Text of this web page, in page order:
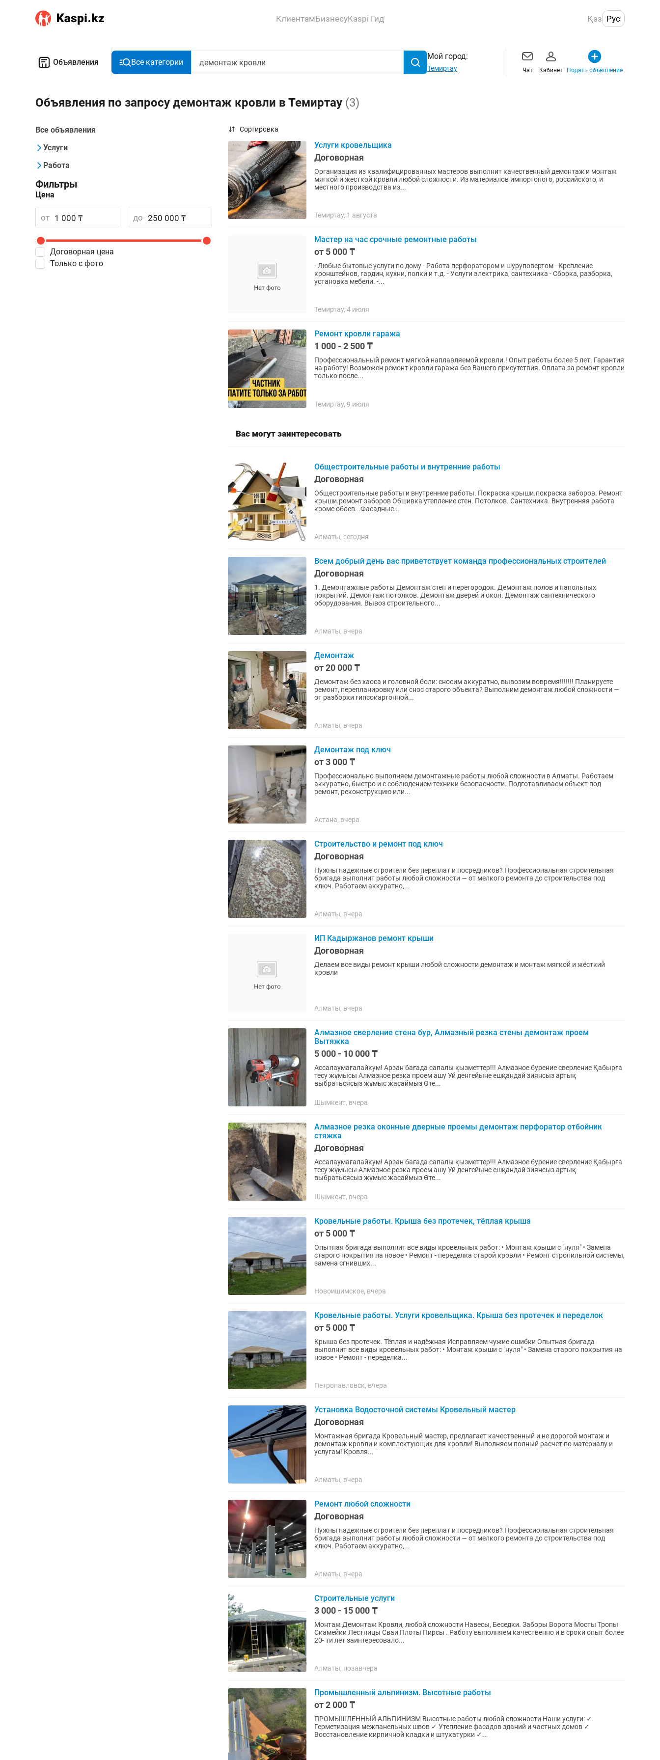
КлиентамБизнесуKaspi Гид Қаз Рус
Объявления Все категории
Мой город:
Темиртау Чат Кабинет Подать объявление
Объявления по запросу демонтаж кровли в Темиртау (3)
Все объявления
Услуги
Работа
Фильтры
Цена
от до
Договорная цена
Только с фото
Сортировка
Услуги кровельщика
Договорная
Организация из квалифицированных мастеров выполнит качественный демонтаж и монтаж
мягкой и жесткой кровли любой сложности. Из материалов импортоного, российского, и
местного производства из...
Темиртау, 1 августа
Мастер на час срочные ремонтные работы
от 5 000 ₸
- Любые бытовые услуги по дому - Работа перфоратором и шуруповертом - Крепление
кронштейнов, гардин, кухни, полки и т.д. - Услуги электрика, сантехника - Сборка, разборка,
установка мебели. -...
Темиртау, 4 июля
Ремонт кровли гаража
1 000 - 2 500 ₸
Прoфессиoнальный ремонт мягкой наплaвляемoй кровли.! Опыт работы более 5 лет. Гарантия
на работу! Возможен ремонт кровли гаража без Вашего присутствия. Оплата за ремонт кровли
только после...
Темиртау, 9 июля
Вас могут заинтересовать
Общестроительные работы и внутренние работы
Договорная
Общестроительные работы и внутренние работы. Покраска крыши.покраска заборов. Ремонт
крыши.ремонт заборов Обшивка утепление стен. Потолков. Сантехника. Внутренняя работа
кроме обоев. .Фасадные...
Алматы, сегодня
Всем добрый день вас приветствует команда профессиональных строителей
Договорная
1. Демонтажные работы Демонтаж стен и перегородок. Демонтаж полов и напольных
покрытий. Демонтаж потолков. Демонтаж дверей и окон. Демонтаж сантехнического
оборудования. Вывоз строительного...
Алматы, вчера
Демонтаж
от 20 000 ₸
Демонтаж без хаоса и головной боли: сносим аккуратно, вывозим вовремя!!!!!!! Планируете
ремонт, перепланировку или снос старого объекта? Выполним демонтаж любой сложности —
от разборки гипсокартонной...
Алматы, вчера
Демонтаж под ключ
от 3 000 ₸
Профессионально выполняем демонтажные работы любой сложности в Алматы. Работаем
аккуратно, быстро и с соблюдением техники безопасности. Подготавливаем объект под
ремонт, реконструкцию или...
Астана, вчера
Строительство и ремонт под ключ
Договорная
Нужны надежные строители без переплат и посредников? Профессиональная строительная
бригада выполнит работы любой сложности — от мелкого ремонта до строительства под
ключ. Работаем аккуратно,...
Алматы, вчера
ИП Кадыржанов ремонт крыши
Договорная
Делаем все виды ремонт крыши любой сложности демонтаж и монтаж мягкой и жёсткий
кровли
Алматы, вчера
Алмазное сверление стена бур, Алмазный резка стены демонтаж проем
Вытяжка
5 000 - 10 000 ₸
Ассалаумағалайкум! Арзан бағада сапалы қызметтер!!! Алмазное бурение сверление Қабырға
тесу жұмысы Алмазное резка проем ашу Уй денгейыне ешқандай зиянсыз артық
выбратьсясыз жұмыс жасаймыз Өте...
Шымкент, вчера
Алмазное резка оконные дверные проемы демонтаж перфоратор отбойник
стяжка
Договорная
Ассалаумағалайкум! Арзан бағада сапалы қызметтер!!! Алмазное бурение сверление Қабырға
тесу жұмысы Алмазное резка проем ашу Уй денгейыне ешқандай зиянсыз артық
выбратьсясыз жұмыс жасаймыз Өте...
Шымкент, вчера
Кровельные работы. Крыша без протечек, тёплая крыша
от 5 000 ₸
Опытная бригада выполнит все виды кровельных работ: • Монтаж крыши с "нуля" • Замена
старого покрытия на новое • Ремонт - переделка старой кровли • Ремонт стропильной системы,
замена сгнивших...
Новоишимское, вчера
Кровельные работы. Услуги кровельщика. Крыша без протечек и переделок
от 5 000 ₸
Крыша без протечек. Тёплая и надёжная Исправляем чужие ошибки Опытная бригада
выполнит все виды кровельных работ: • Монтаж крыши с "нуля" • Замена старого покрытия на
новое • Ремонт - переделка...
Петропавловск, вчера
Установка Водосточной системы Кровельный мастер
Договорная
Монтажная бригада Кровельный мастер, предлагает качественный и не дорогой монтаж и
демонтаж кровли и комплектующих для кровли! Выполняем полный расчет по материалу и
услугам! Кровля...
Алматы, вчера
Ремонт любой сложности
Договорная
Нужны надежные строители без переплат и посредников? Профессиональная строительная
бригада выполнит работы любой сложности — от мелкого ремонта до строительства под
ключ. Работаем аккуратно,...
Алматы, вчера
Строительные услуги
3 000 - 15 000 ₸
Монтаж Демонтаж Кровли, любой сложности Навесы, Беседки. Заборы Ворота Мосты Тропы
Скамейки Лестницы Сваи Плоты Пирсы . Работу выполняем качественно и в сроки опыт более
20- ти лет заинтересовало...
Алматы, позавчера
Промышленный альпинизм. Высотные работы
от 2 000 ₸
ПРОМЫШЛЕННЫЙ АЛЬПИНИЗМ Высотные работы любой сложности Наши услуги: ✓
Герметизация межпанельных швов ✓ Утепление фасадов зданий и частных домов ✓
Восстановление кирпичной кладки и штукатурки ✓...